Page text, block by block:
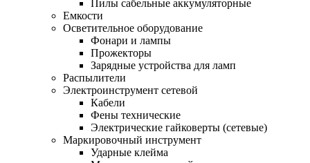
Пилы сабельные аккумуляторные
Емкости
Осветительное оборудование
Фонари и лампы
Прожекторы
Зарядные устройства для ламп
Распылители
Электроинструмент сетевой
Кабели
Фены технические
Электрические гайковерты (сетевые)
Маркировочный инструмент
Ударные клейма